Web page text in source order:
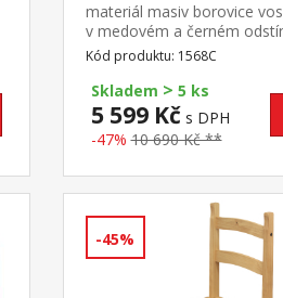
materiál masiv borovice
v medovém a černém
kovové háčky, 2 otevřené
boty výška sedu lavice 45
cm součást sestavy
Kód produktu: 1568C
Skladem > 5 ks
5 599 Kč s DPH
-47% 10 690 Kč **
-45%